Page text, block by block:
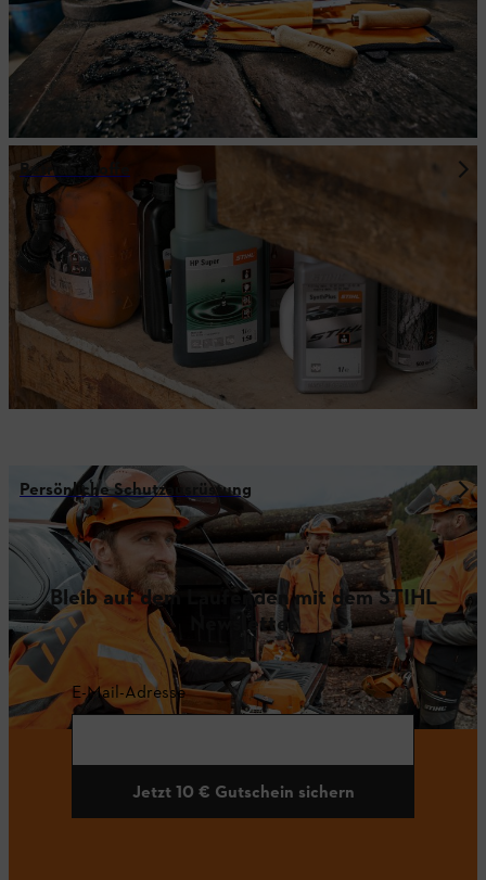
Betriebsstoffe
Persönliche Schutzausrüstung
Bleib auf dem Laufenden mit dem STIHL
Newsletter
E-Mail-Adresse
Jetzt 10 € Gutschein sichern